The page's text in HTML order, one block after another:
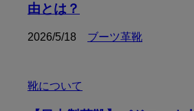
由とは？
2026/5/18 ブーツ革靴
靴について